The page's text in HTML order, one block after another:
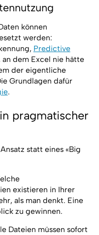
können
werden:
Predictive
an dem Excel nie hätte
der eigentliche
Grundlagen dafür
.
pragmatischer
statt eines «Big
existieren in Ihrer
als man denkt. Eine
zu gewinnen.
Dateien müssen sofort